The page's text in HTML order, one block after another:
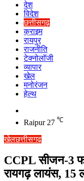
देश
विदेश
छत्तीसगढ़
क्राइम
रायपुर
राजनीति
टेक्नोलॉजी
व्यापार
खेल
मनोरंजन
हेल्थ
skin
Raipur 27 ℃
खेलछत्तीसगढ़
CCPL सीजन-3
रायगढ़ लायंस, 15